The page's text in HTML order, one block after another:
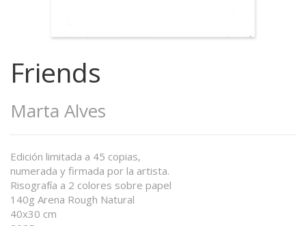
Friends
Marta Alves
Edición limitada a 45 copias,
numerada y firmada por la artista.
Risografía a 2 colores sobre papel
140g Arena Rough Natural
40x30 cm